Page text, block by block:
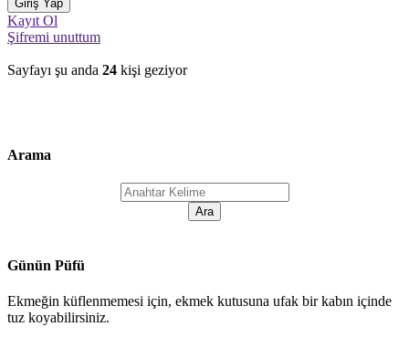
Kayıt Ol
Şifremi unuttum
Sayfayı şu anda 24 kişi geziyor
Arama
Günün Püfü
Ekmeğin küflenmemesi için, ekmek kutusuna ufak bir kabın içinde
tuz koyabilirsiniz.